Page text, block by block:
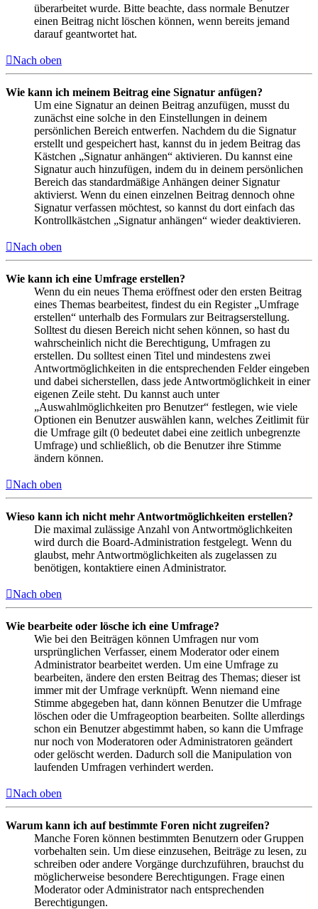
überarbeitet wurde. Bitte beachte, dass normale Benutzer
einen Beitrag nicht löschen können, wenn bereits jemand
darauf geantwortet hat.
Nach oben
Wie kann ich meinem Beitrag eine Signatur anfügen?
Um eine Signatur an deinen Beitrag anzufügen, musst du
zunächst eine solche in den Einstellungen in deinem
persönlichen Bereich entwerfen. Nachdem du die Signatur
erstellt und gespeichert hast, kannst du in jedem Beitrag das
Kästchen „Signatur anhängen“ aktivieren. Du kannst eine
Signatur auch hinzufügen, indem du in deinem persönlichen
Bereich das standardmäßige Anhängen deiner Signatur
aktivierst. Wenn du einen einzelnen Beitrag dennoch ohne
Signatur verfassen möchtest, so kannst du dort einfach das
Kontrollkästchen „Signatur anhängen“ wieder deaktivieren.
Nach oben
Wie kann ich eine Umfrage erstellen?
Wenn du ein neues Thema eröffnest oder den ersten Beitrag
eines Themas bearbeitest, findest du ein Register „Umfrage
erstellen“ unterhalb des Formulars zur Beitragserstellung.
Solltest du diesen Bereich nicht sehen können, so hast du
wahrscheinlich nicht die Berechtigung, Umfragen zu
erstellen. Du solltest einen Titel und mindestens zwei
Antwortmöglichkeiten in die entsprechenden Felder eingeben
und dabei sicherstellen, dass jede Antwortmöglichkeit in einer
eigenen Zeile steht. Du kannst auch unter
„Auswahlmöglichkeiten pro Benutzer“ festlegen, wie viele
Optionen ein Benutzer auswählen kann, welches Zeitlimit für
die Umfrage gilt (0 bedeutet dabei eine zeitlich unbegrenzte
Umfrage) und schließlich, ob die Benutzer ihre Stimme
ändern können.
Nach oben
Wieso kann ich nicht mehr Antwortmöglichkeiten erstellen?
Die maximal zulässige Anzahl von Antwortmöglichkeiten
wird durch die Board-Administration festgelegt. Wenn du
glaubst, mehr Antwortmöglichkeiten als zugelassen zu
benötigen, kontaktiere einen Administrator.
Nach oben
Wie bearbeite oder lösche ich eine Umfrage?
Wie bei den Beiträgen können Umfragen nur vom
ursprünglichen Verfasser, einem Moderator oder einem
Administrator bearbeitet werden. Um eine Umfrage zu
bearbeiten, ändere den ersten Beitrag des Themas; dieser ist
immer mit der Umfrage verknüpft. Wenn niemand eine
Stimme abgegeben hat, dann können Benutzer die Umfrage
löschen oder die Umfrageoption bearbeiten. Sollte allerdings
schon ein Benutzer abgestimmt haben, so kann die Umfrage
nur noch von Moderatoren oder Administratoren geändert
oder gelöscht werden. Dadurch soll die Manipulation von
laufenden Umfragen verhindert werden.
Nach oben
Warum kann ich auf bestimmte Foren nicht zugreifen?
Manche Foren können bestimmten Benutzern oder Gruppen
vorbehalten sein. Um diese einzusehen, Beiträge zu lesen, zu
schreiben oder andere Vorgänge durchzuführen, brauchst du
möglicherweise besondere Berechtigungen. Frage einen
Moderator oder Administrator nach entsprechenden
Berechtigungen.